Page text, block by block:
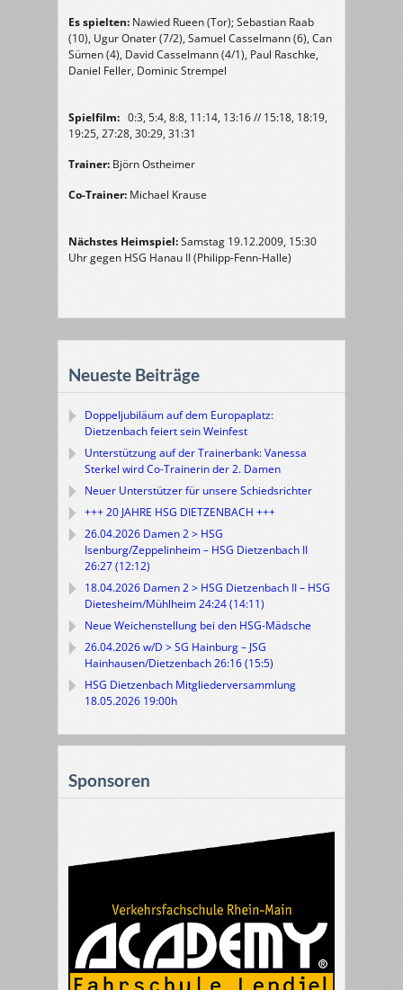
Es spielten: Nawied Rueen (Tor); Sebastian Raab
(10), Ugur Onater (7/2), Samuel Casselmann (6), Can
Sümen (4), David Casselmann (4/1), Paul Raschke,
Daniel Feller, Dominic Strempel
Spielfilm: 0:3, 5:4, 8:8, 11:14, 13:16 // 15:18, 18:19,
19:25, 27:28, 30:29, 31:31
Trainer: Björn Ostheimer
Co-Trainer: Michael Krause
Nächstes Heimspiel:Samstag 19.12.2009, 15:30
Uhr gegen HSG Hanau II (Philipp-Fenn-Halle)
Neueste Beiträge
Doppeljubiläum auf dem Europaplatz:
Dietzenbach feiert sein Weinfest
Unterstützung auf der Trainerbank: Vanessa
Sterkel wird Co-Trainerin der 2. Damen
Neuer Unterstützer für unsere Schiedsrichter
+++ 20 JAHRE HSG DIETZENBACH +++
26.04.2026 Damen 2 > HSG
Isenburg/Zeppelinheim – HSG Dietzenbach II
26:27 (12:12)
18.04.2026 Damen 2 > HSG Dietzenbach II – HSG
Dietesheim/Mühlheim 24:24 (14:11)
Neue Weichenstellung bei den HSG-Mädsche
26.04.2026 w/D > SG Hainburg – JSG
Hainhausen/Dietzenbach 26:16 (15:5)
HSG Dietzenbach Mitgliederversammlung
18.05.2026 19:00h
Sponsoren